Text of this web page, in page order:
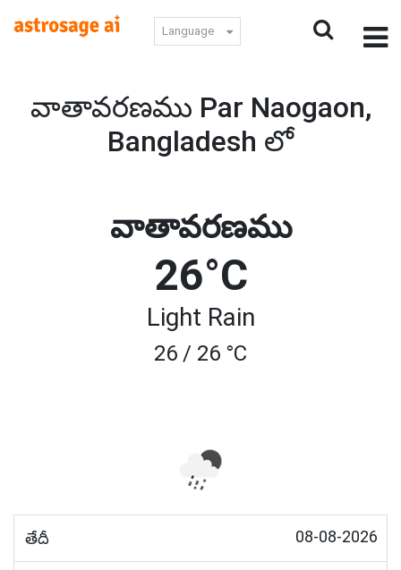
Language
వాతావరణము Par Naogaon,
Bangladesh లో
వాతావరణము
26°C
Light Rain
26 / 26 °C
తేదీ 08-08-2026